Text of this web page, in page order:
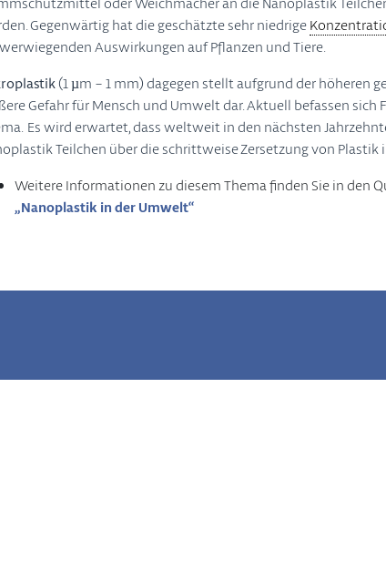
Gegenwärtig hat die geschätzte sehr niedrige
Auswirkungen auf Pflanzen und Tiere.
(1 µm – 1 mm) dagegen stellt aufgrund der höheren
Gefahr für Mensch und Umwelt dar. Aktuell befassen
Es wird erwartet, dass weltweit in den nächsten
Teilchen über die schrittweise Zersetzung von
Weitere Informationen zu diesem Thema finden Sie in den
„Nanoplastik in der Umwelt“